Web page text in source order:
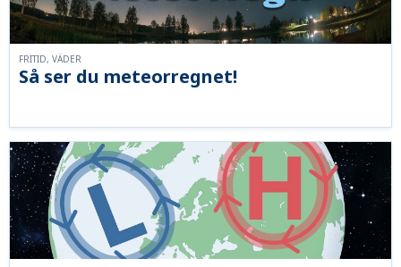
Så ser du meteorregnet!
FRITID, VÄDER